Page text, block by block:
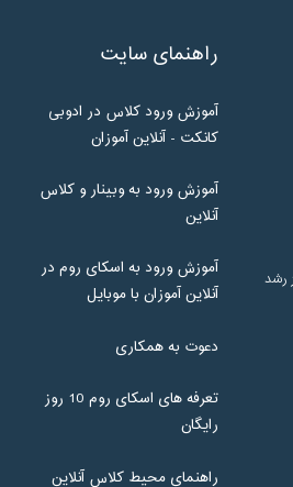
رشد
راهنمای سایت
آموزش ورود کلاس در ادوبی
کانکت - آنلاین آموزان
آموزش ورود به وبینار و کلاس
آنلاین
آموزش ورود به اسکای روم در
آنلاین آموزان با موبایل
دعوت به همکاری
تعرفه های اسکای روم 10 روز
رایگان
راهنمای محیط کلاس آنلاین